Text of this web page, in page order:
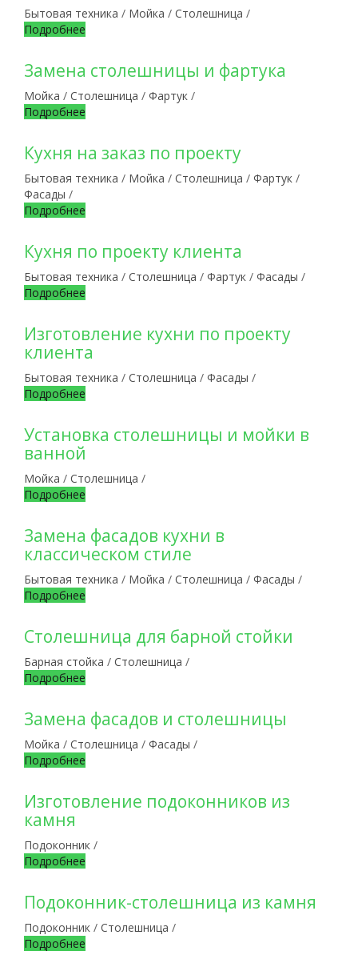
Бытовая техника / Мойка / Столешница /
Подробнее
Замена столешницы и фартука
Мойка / Столешница / Фартук /
Подробнее
Кухня на заказ по проекту
Бытовая техника / Мойка / Столешница / Фартук /
Фасады /
Подробнее
Кухня по проекту клиента
Бытовая техника / Столешница / Фартук / Фасады /
Подробнее
Изготовление кухни по проекту
клиента
Бытовая техника / Столешница / Фасады /
Подробнее
Установка столешницы и мойки в
ванной
Мойка / Столешница /
Подробнее
Замена фасадов кухни в
классическом стиле
Бытовая техника / Мойка / Столешница / Фасады /
Подробнее
Столешница для барной стойки
Барная стойка / Столешница /
Подробнее
Замена фасадов и столешницы
Мойка / Столешница / Фасады /
Подробнее
Изготовление подоконников из
камня
Подоконник /
Подробнее
Подоконник-столешница из камня
Подоконник / Столешница /
Подробнее